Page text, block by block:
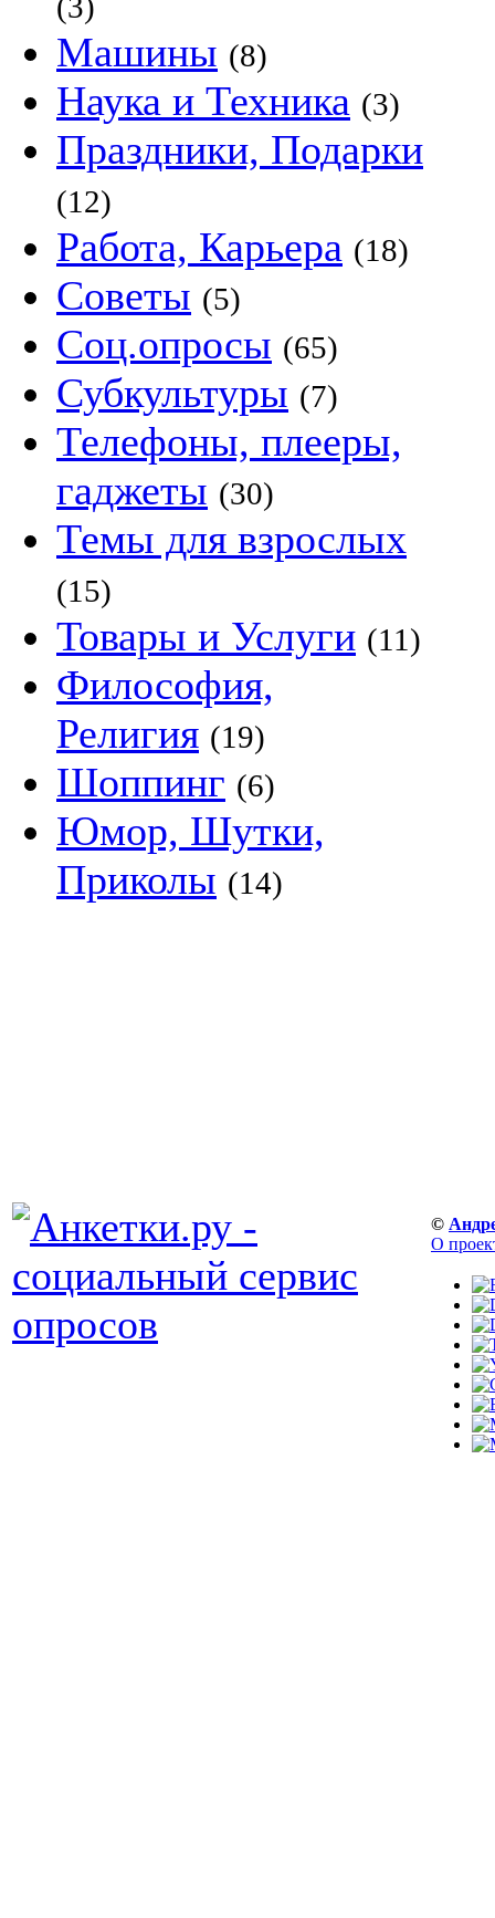
Машины (8)
Наука и Техника (3)
Праздники, Подарки
(12)
Работа, Карьера (18)
Советы (5)
Соц.опросы (65)
Субкультуры (7)
Телефоны, плееры,
гаджеты (30)
Темы для взрослых
(15)
Товары и Услуги (11)
Философия,
Религия (19)
Шоппинг (6)
Юмор, Шутки,
Приколы (14)
©
О